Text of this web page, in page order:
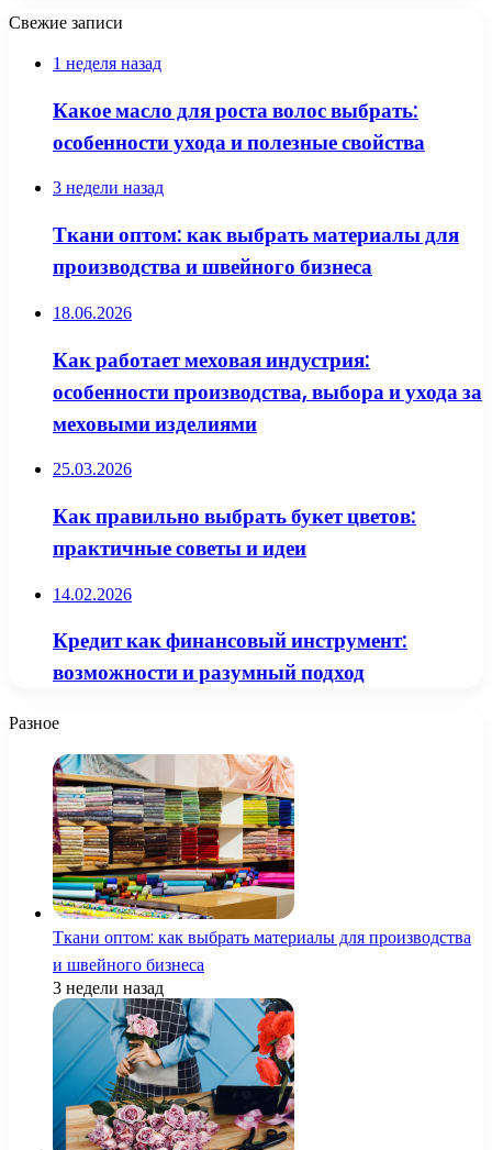
Свежие записи
1 неделя назад
Какое масло для роста волос выбрать:
особенности ухода и полезные свойства
3 недели назад
Ткани оптом: как выбрать материалы для
производства и швейного бизнеса
18.06.2026
Как работает меховая индустрия:
особенности производства, выбора и ухода за
меховыми изделиями
25.03.2026
Как правильно выбрать букет цветов:
практичные советы и идеи
14.02.2026
Кредит как финансовый инструмент:
возможности и разумный подход
Разное
Ткани оптом: как выбрать материалы для производства
и швейного бизнеса
3 недели назад